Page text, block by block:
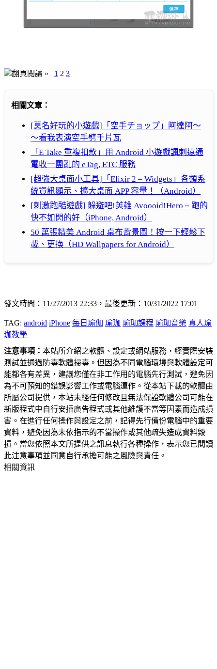
翻頁閱讀 » 1 2 3
相關文章：
[莫名好玩的小遊戲]「空手チョップ」阿達阿～
～看我表演空手劈千片瓦
「E Take 重複扣款」用 Android 小遊戲諷刺遠通
電收一團亂的 eTag, ETC 服務
[超強大桌面小工具]「Elixir 2 – Widgets」各類系
統資訊顯示、擴大桌面 APP 容量！（Android）
[刺激跑酷遊戲] 躲避吧!英雄 Avoooid!Hero ~ 跑的
快不如閃的好（iPhone, Android）
50 萬張精美 Android 桌布背景圖！按一下輕鬆下
載、更換（HD Wallpapers for Android）
發文時間：11/27/2013 22:33，最後更新：10/31/2022 17:01
TAG: android iPhone 每日瑜伽 瑜珈 瑜珈課程 瑜珈音樂 真人瑜
珈教學
注意事項： 本站所介紹之軟體、設定或網站服務，經實際安裝
測試並通過防毒軟體掃毒。但因為不同電腦環境與軟體設定可
能都各有差異，建議您僅在非工作用的電腦先行測試，避免因
為不可預知的錯誤影響工作或電腦運作。從本站下載的軟體由
所屬公司提供，本站未經任何修改且無法保證軟體公司可能在
新版程式中自行安插廣告程式或其他維護不當等因素而造成損
害。在進行任何操作與設定之前，記得先行備份電腦中的重要
資料，避免因為未依指示的不當操作或其他疏失造成資料毀
損。當您依照本文所提供之訊息執行各種操作，表示您已閱讀
此注意事項並同意自行承擔可能之風險與責任。
相關資訊